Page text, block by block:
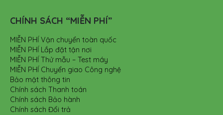
CHÍNH SÁCH “MIỄN PHÍ”
MIỄN PHÍ Vận chuyển toàn quốc
MIỄN PHÍ Lắp đặt tận nơi
MIỄN PHÍ Thử mẫu – Test máy
MIỄN PHÍ Chuyển giao Công nghệ
Bảo mật thông tin
Chính sách Thanh toán
Chính sách Bảo hành
Chính sách Đổi trả